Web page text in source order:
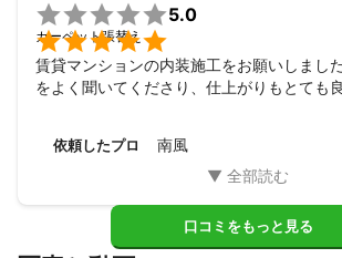


5.0
カーペット張替え
賃貸マンションの内装施工をお願いしまし
をよく聞いてくださり、仕上がりもとても
依頼したプロ 南風
口コミをもっと見る